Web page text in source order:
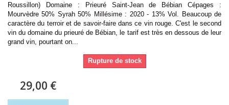
Roussillon) Domaine : Prieuré Saint-Jean de Bébian Cépages :
Mourvèdre 50% Syrah 50% Millésime : 2020 - 13% Vol. Beaucoup de
caractère du terroir et de savoir-faire dans ce vin rouge. C'est le second
vin du domaine du prieuré de Bébian, le tarif est très en dessous de leur
grand vin, pourtant on...
Rupture de stock
29,00 €